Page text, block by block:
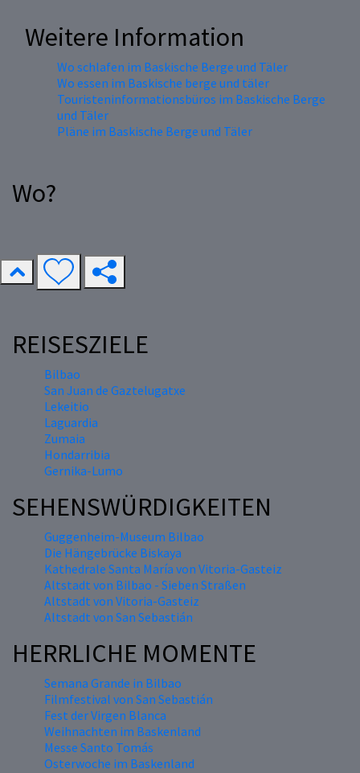
Weitere Information
Wo schlafen im Baskische Berge und Täler
Wo essen im Baskische berge und täler
Touristeninformationsbüros im Baskische Berge
und Täler
Pläne im Baskische Berge und Täler
Wo?
REISESZIELE
Bilbao
San Juan de Gaztelugatxe
Lekeitio
Laguardia
Zumaia
Hondarribia
Gernika-Lumo
SEHENSWÜRDIGKEITEN
Guggenheim-Museum Bilbao
Die Hängebrücke Biskaya
Kathedrale Santa María von Vitoria-Gasteiz
Altstadt von Bilbao - Sieben Straßen
Altstadt von Vitoria-Gasteiz
Altstadt von San Sebastián
HERRLICHE MOMENTE
Semana Grande in Bilbao
Filmfestival von San Sebastián
Fest der Virgen Blanca
Weihnachten im Baskenland
Messe Santo Tomás
Osterwoche im Baskenland